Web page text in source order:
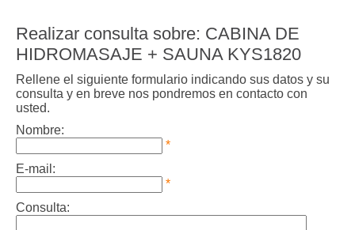
Realizar consulta sobre: CABINA DE
HIDROMASAJE + SAUNA KYS1820
Rellene el siguiente formulario indicando sus datos y su
consulta y en breve nos pondremos en contacto con
usted.
Nombre:
*
E-mail:
*
Consulta: